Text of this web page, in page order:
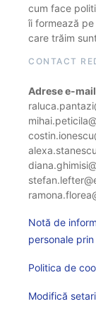
cum face
îi formează
care trăim
CONTACT
Adrese e-mail
Notă de
personale
Politica de
Modifică